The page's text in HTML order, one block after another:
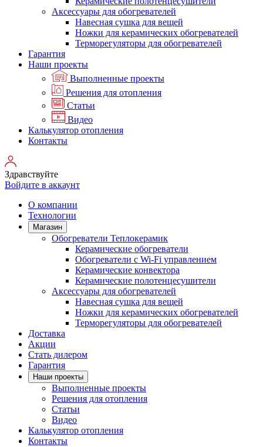
Аксессуары для обогревателей
Навесная сушка для вещей
Ножки для керамических обогревателей
Терморегуляторы для обогревателей
Гарантия
Наши проекты
Выполненные проекты
Решения для отопления
Статьи
Видео
Калькулятор отопления
Контакты
Здравствуйте
Войдите в аккаунт
О компании
Технологии
Магазин
Обогреватели Теплокерамик
Керамические обогреватели
Обогреватели с Wi-Fi управлением
Керамические конвектора
Керамические полотенцесушители
Аксессуары для обогревателей
Навесная сушка для вещей
Ножки для керамических обогревателей
Терморегуляторы для обогревателей
Доставка
Акции
Стать дилером
Гарантия
Наши проекты
Выполненные проекты
Решения для отопления
Статьи
Видео
Калькулятор отопления
Контакты